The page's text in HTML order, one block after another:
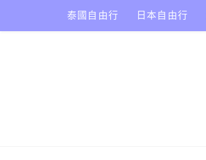
content
泰國自由行 日本自由行